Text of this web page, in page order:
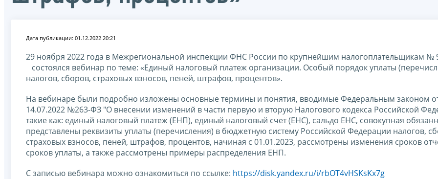
Дата публикации: 01.12.2022 20:21
29 ноября 2022 года в Межрегиональной инспекции ФНС России по крупнейшим налогоплательщикам №
состоялся вебинар по теме: «Единый налоговый платеж организации. Особый порядок уплаты
налогов, сборов, страховых взносов, пеней, штрафов, процентов».
На вебинаре были подробно изложены основные термины и понятия, вводимые Федеральным законом
14.07.2022 №263-ФЗ "О внесении изменений в части первую и вторую Налогового кодекса Российской
такие как: единый налоговый платеж (ЕНП), единый налоговый счет (ЕНС), сальдо ЕНС, совокупная
представлены реквизиты уплаты (перечисления) в бюджетную систему Российской Федерации налогов,
страховых взносов, пеней, штрафов, процентов, начиная с 01.01.2023, рассмотрены изменения сроков
сроков уплаты, а также рассмотрены примеры распределения ЕНП.
С записью вебинара можно ознакомиться по ссылке: https://disk.yandex.ru/i/rbOT4vHSKsKx7g